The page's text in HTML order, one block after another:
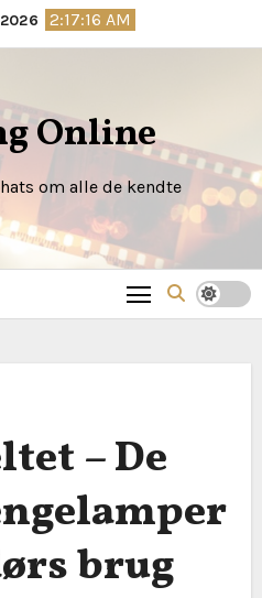
2:17:17 AM
Online
om alle de kendte
– De
brug